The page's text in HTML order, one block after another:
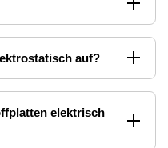
auf?
elektrisch